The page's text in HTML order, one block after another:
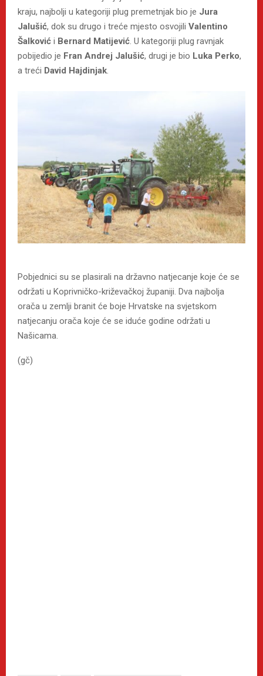
kraju, najbolji u kategoriji plug premetnjak bio je Jura
Jalušić, dok su drugo i treće mjesto osvojili Valentino
Šalković i Bernard Matijević. U kategoriji plug ravnjak
pobijedio je Fran Andrej Jalušić, drugi je bio Luka Perko,
a treći David Hajdinjak.
Pobjednici su se plasirali na državno natjecanje koje će se
održati u Koprivničko-križevačkoj županiji. Dva najbolja
orača u zemlji branit će boje Hrvatske na svjetskom
natjecanju orača koje će se iduće godine održati u
Našicama.
(gč)